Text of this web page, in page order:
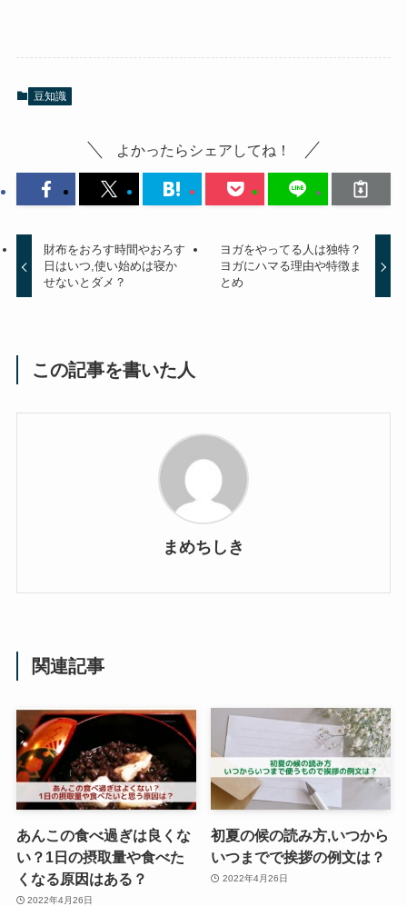
豆知識
よかったらシェアしてね！
財布をおろす時間やおろす
日はいつ,使い始めは寝か
せないとダメ？
ヨガをやってる人は独特？
ヨガにハマる理由や特徴ま
とめ
この記事を書いた人
まめちしき
関連記事
あんこの食べ過ぎは良くな
い？1日の摂取量や食べた
くなる原因はある？
2022年4月26日
初夏の候の読み方,いつから
いつまでで挨拶の例文は？
2022年4月26日